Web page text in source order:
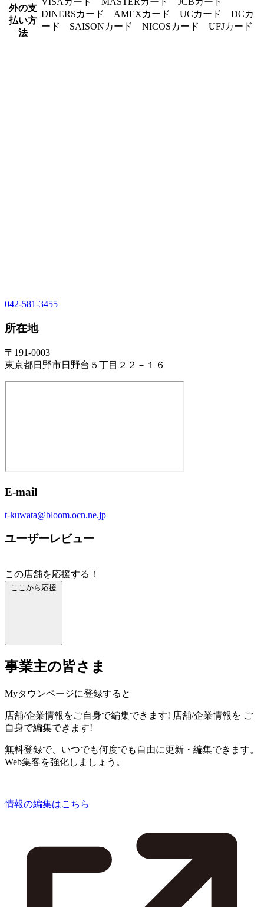
外の支
払い方
法
DINERSカード AMEXカード UCカード DCカ
ード SAISONカード NICOSカード UFJカード
042-581-3455
所在地
〒191-0003
東京都日野市日野台５丁目２２－１６
E-mail
t-kuwata@bloom.ocn.ne.jp
ユーザーレビュー
この店舗を応援する！
ここから応援
事業主の皆さま
Myタウンページに登録すると
店舗/企業情報をご自身で編集できます! 店舗/企業情報を ご
自身で編集できます!
無料登録で、いつでも何度でも自由に更新・編集できます。
Web集客を強化しましょう。
情報の編集はこちら